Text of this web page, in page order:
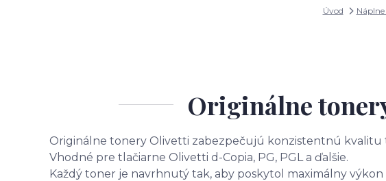
Úvod
Originálne
Originálne tonery Olivetti zabezpečujú konzistentnú kvalitu
Vhodné pre tlačiarne Olivetti d-Copia, PG, PGL a ďalšie.
Každý toner je navrhnutý tak, aby poskytol maximálny